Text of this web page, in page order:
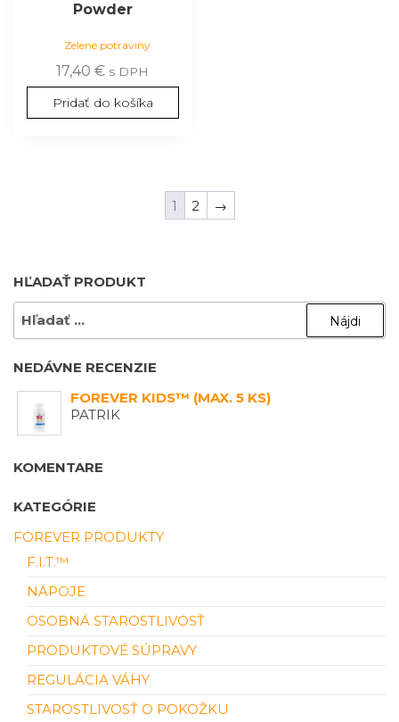
Powder
Zelené potraviny
17,40€ s DPH
Pridať do košíka
1 2 →
HĽADAŤ PRODUKT
HĽADAŤ:
NEDÁVNE RECENZIE
FOREVER KIDS™ (MAX. 5 KS)
PATRIK
KOMENTARE
KATEGÓRIE
FOREVER PRODUKTY
F.I.T.™
NÁPOJE
OSOBNÁ STAROSTLIVOSŤ
PRODUKTOVÉ SÚPRAVY
REGULÁCIA VÁHY
STAROSTLIVOSŤ O POKOŽKU